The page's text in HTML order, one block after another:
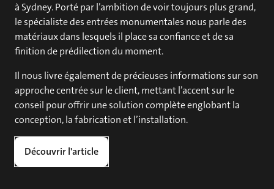
à Sydney. Porté par l’ambition de voir toujours plus grand,
le spécialiste des entrées monumentales nous parle des
matériaux dans lesquels il place sa confiance et de sa
finition de prédilection du moment.
Il nous livre également de précieuses informations sur son
approche centrée sur le client, mettant l’accent sur le
conseil pour offrir une solution complète englobant la
conception, la fabrication et l’installation.
Découvrir l'article